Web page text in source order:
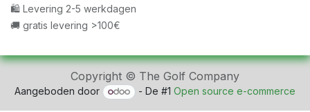
🛍 Levering 2-5 werkdagen
🚚 gratis levering >100€
Copyright © The Golf Company
Aangeboden door - De #1Open source e-commerce